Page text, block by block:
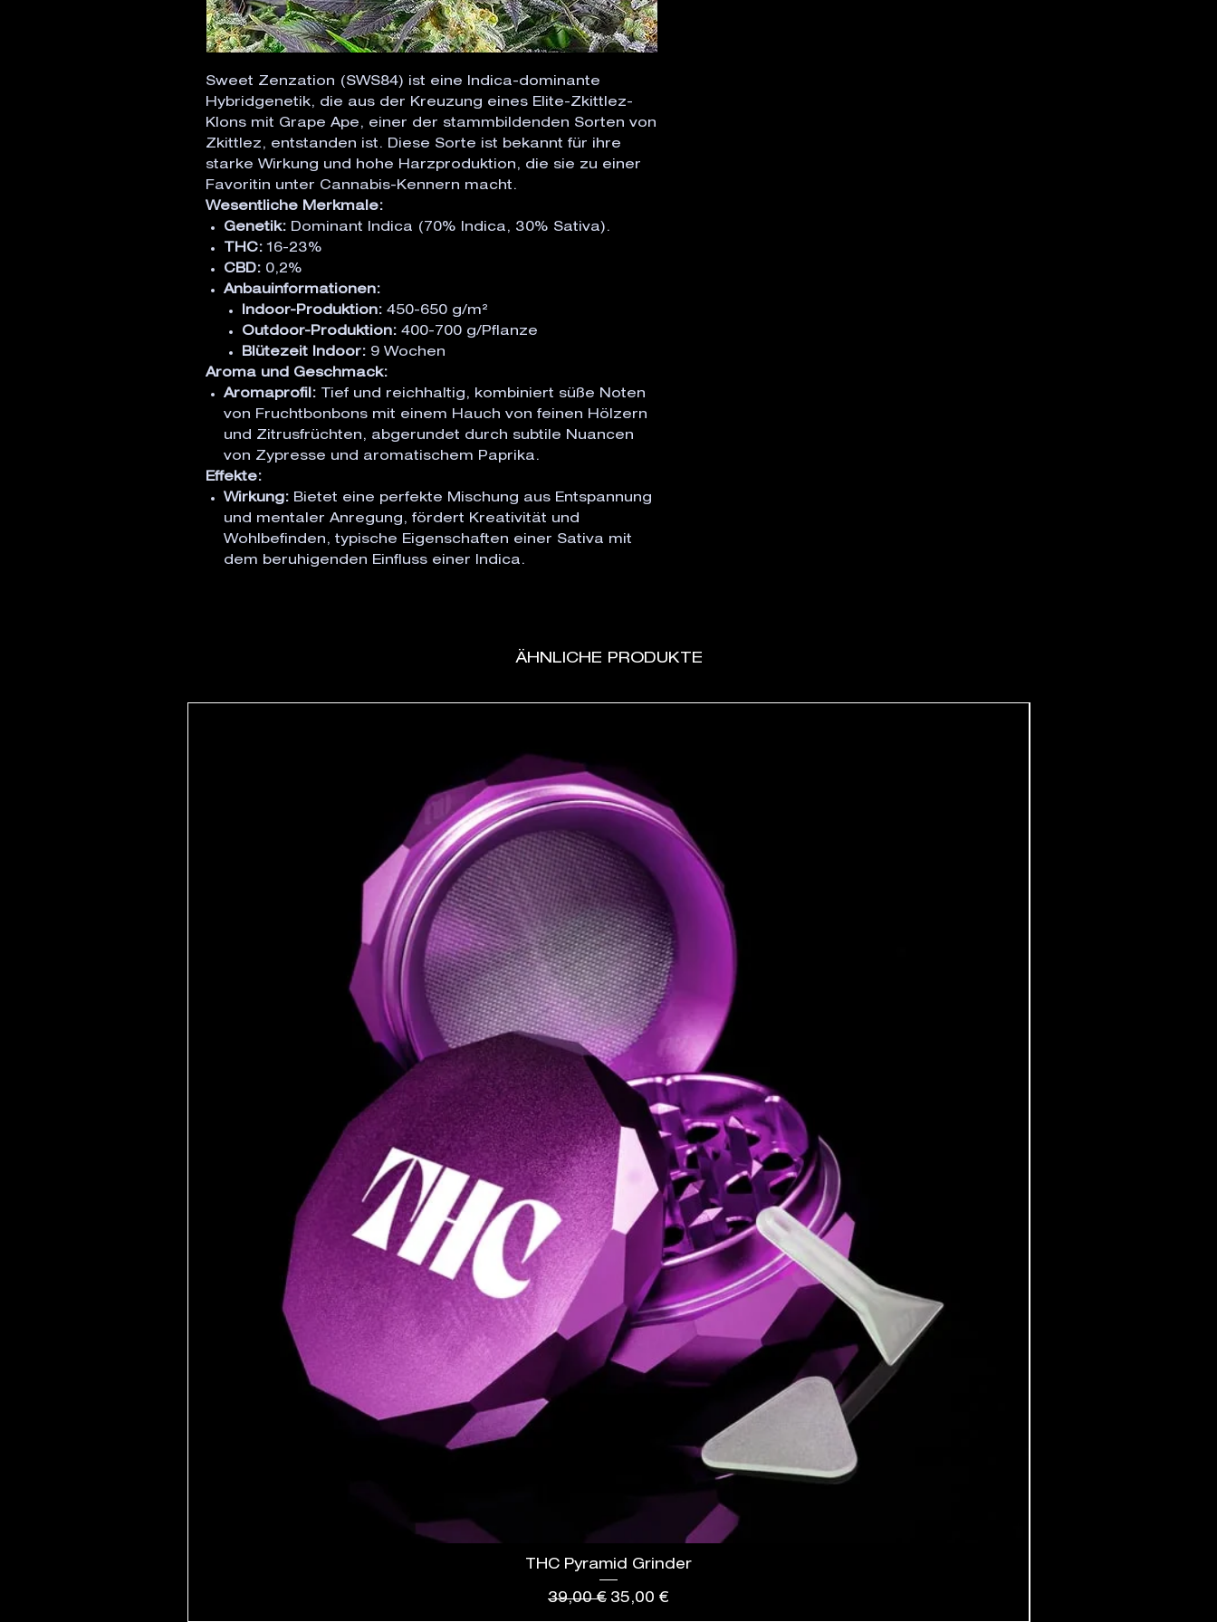
Sweet Zenzation (SWS84) ist eine Indica-dominante
Hybridgenetik, die aus der Kreuzung eines Elite-Zkittlez-
Klons mit Grape Ape, einer der stammbildenden Sorten von
Zkittlez, entstanden ist. Diese Sorte ist bekannt für ihre
starke Wirkung und hohe Harzproduktion, die sie zu einer
Favoritin unter Cannabis-Kennern macht.
Wesentliche Merkmale:
Genetik: Dominant Indica (70% Indica, 30% Sativa).
THC: 16-23%
CBD: 0,2%
Anbauinformationen:
Indoor-Produktion: 450-650 g/m²
Outdoor-Produktion: 400-700 g/Pflanze
Blütezeit Indoor: 9 Wochen
Aroma und Geschmack:
Aromaprofil: Tief und reichhaltig, kombiniert süße Noten
von Fruchtbonbons mit einem Hauch von feinen Hölzern
und Zitrusfrüchten, abgerundet durch subtile Nuancen
von Zypresse und aromatischem Paprika.
Effekte:
Wirkung: Bietet eine perfekte Mischung aus Entspannung
und mentaler Anregung, fördert Kreativität und
Wohlbefinden, typische Eigenschaften einer Sativa mit
dem beruhigenden Einfluss einer Indica.
ÄHNLICHE PRODUKTE
THC Pyramid Grinder
Standardpreis
39,00 € Sale-Preis
35,00 €